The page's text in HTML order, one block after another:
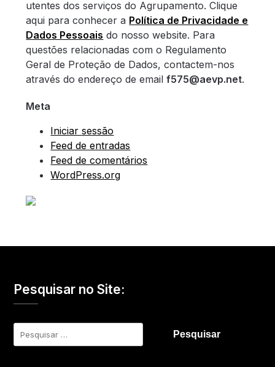
utentes dos serviços do Agrupamento. Clique
aqui para conhecer a Política de Privacidade e
Dados Pessoais do nosso website. Para
questões relacionadas com o Regulamento
Geral de Proteção de Dados, contactem-nos
através do endereço de emailf575@aevp.net.
Meta
Iniciar sessão
Feed de entradas
Feed de comentários
WordPress.org
Pesquisar no Site:
Pesquisar
por: